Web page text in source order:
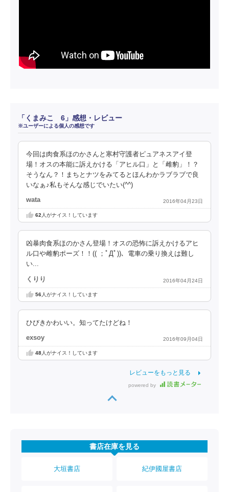
「くまみこ 6」感想・レビュー
※ユーザーによる個人の感想です
今回は肉食系ほのかさんと寒村守護者ピュアネスアイ登
場！オスの本能に訴えかける「アヒル口」と「雌豹」！？
そうなん？！まちとナツをみてるとほんわかラブラブで良
いなぁ♪私もそんな感じでいたい(^^)
wata 2016年04月23日
62人がナイス！しています
凶暴肉食系ほのかさん登場！オスの恐怖に訴えかけるアヒ
ル口や雌豹ポーズ！！(( ；ﾟДﾟ))、電車の乗り換えは難し
い...
くりり 2016年04月24日
56人がナイス！しています
ひびきかわいい。知ってたけどね！
exsoy 2016年09月04日
48人がナイス！しています
レビューをもっと見る
powered by
書店在庫を見る
大垣書店 紀伊國屋書店